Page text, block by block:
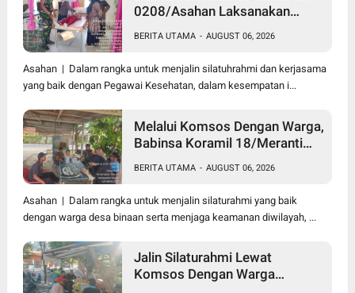
0208/Asahan Laksanakan
Pegawai Kesehatan Di
Puskesmas
BERITA UTAMA - AUGUST 06, 2026
Asahan | Dalam rangka untuk menjalin silatuhrahmi dan kerjasama
yang baik dengan Pegawai Kesehatan, dalam kesempatan i...
Melalui Komsos Dengan Warga,
Babinsa Koramil 18/Meranti
Jaga ebersihan Dan Kamtibmas
BERITA UTAMA - AUGUST 06, 2026
Asahan | Dalam rangka untuk menjalin silaturahmi yang baik
dengan warga desa binaan serta menjaga keamanan diwilayah, ...
Jalin Silaturahmi Lewat
Komsos Dengan Warga